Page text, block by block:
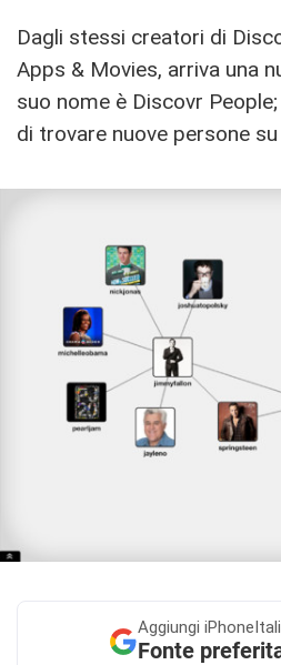
Dagli stessi creatori di
Apps & Movies, arriva una
suo nome è Discovr
di trovare nuove persone
Aggiungi
Fonte